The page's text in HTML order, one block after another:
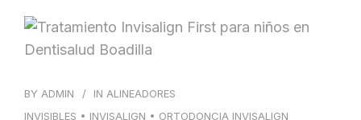
CLÍNICA
BY ADMIN IN ALINEADORES
INVISIBLES • INVISALIGN • ORTODONCIA INVISALIGN